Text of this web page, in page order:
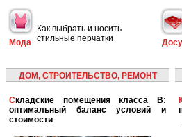
Мода
Как выбрать и носить
стильные перчатки
ДОМ, СТРОИТЕЛЬСТВО, РЕМОНТ
Складские помещения класса B:
оптимальный баланс условий и
стоимости
Как IoT